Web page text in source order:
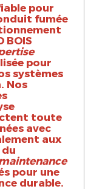
pour
fumée
BOIS
pour
systèmes
Nos
toute
avec
aux
pour une
durable.